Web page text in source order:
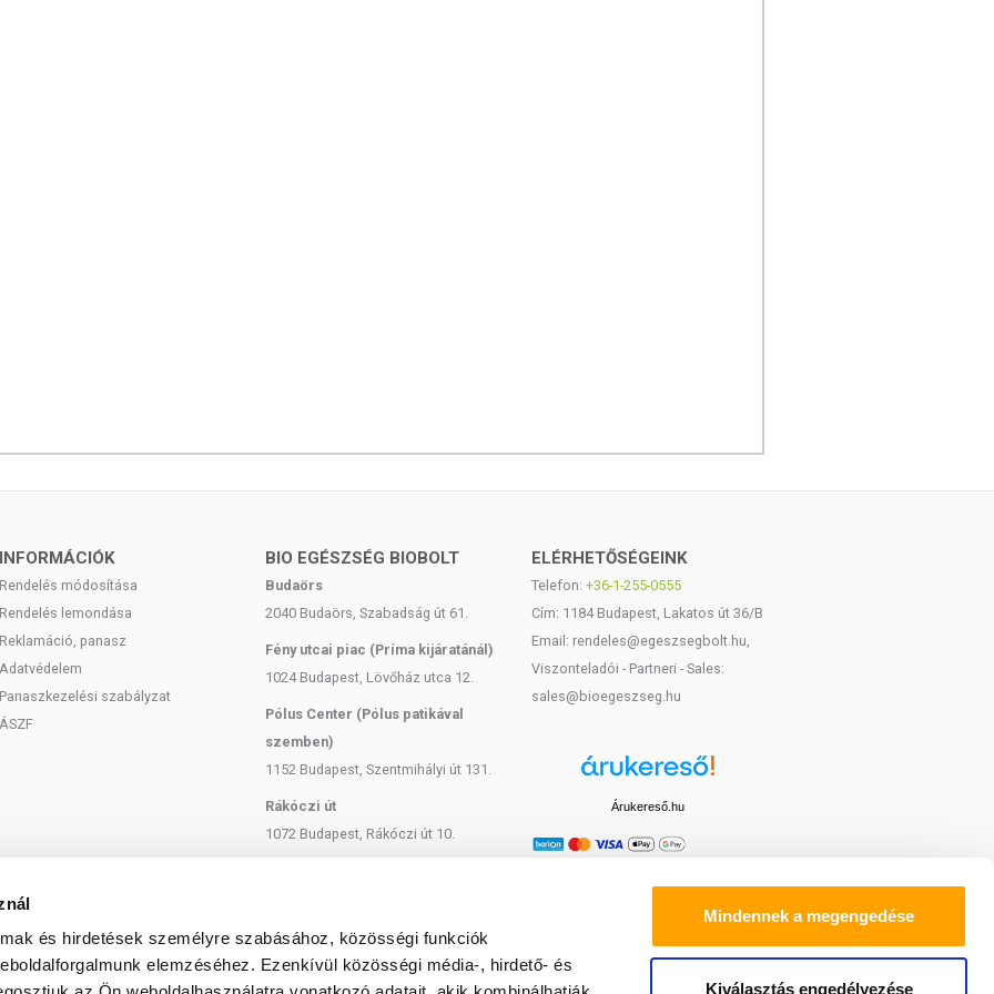
és hirdetések személyre szabásához, közösségi funkciók
elemzéséhez. Ezenkívül közösségi média-, hirdető- és
Mindennek a megengedése
Kiválasztás engedélyezése
mg
mg
mg
elzárva!
frissítjük, hogy azok naprakészek legyenek. Ugyanakkor
szolgálják, és koncentrált formában tartalmaznak
reklámozásuk során nem engedélyezett a készítményeknek
tulajdonítani.
vegyes étrendet és az egészséges életmódot! A termék nem
orvosi kezelés helyettesítésére alkalmas! Betegség esetén
Az ajánlott napi fogyasztási mennyiséget ne lépje túl! Ne
bármelyikére érzékeny vagy allergiás! Kisgyermektől elzárva
INFORMÁCIÓK
Rendelés módosítása
Rendelés lemondása
Reklamáció, panasz
Adatvédelem
Panaszkezelési szabályzat
ÁSZF
BIO EGÉSZSÉG BIOBOLT
Budaörs
2040 Budaörs, Szabadság út 61.
Fény utcai piac (Príma kijáratánál)
1024 Budapest, Lövőház utca 12.
Pólus Center (Pólus patikával
szemben)
1152 Budapest, Szentmihályi út 131.
Rákóczi út
1072 Budapest, Rákóczi út 10.
Bartók Béla
1114 Budapest, Bartók Béla út 71.
ELÉRHETŐSÉGEINK
Telefon: +36-1-255-0555
Cím: 1184 Budapest, Lakatos út 36/B
Email: rendeles@egeszsegbolt.hu,
Viszonteladói - Partneri - Sales:
sales@bioegeszseg.hu
Árukereső.hu